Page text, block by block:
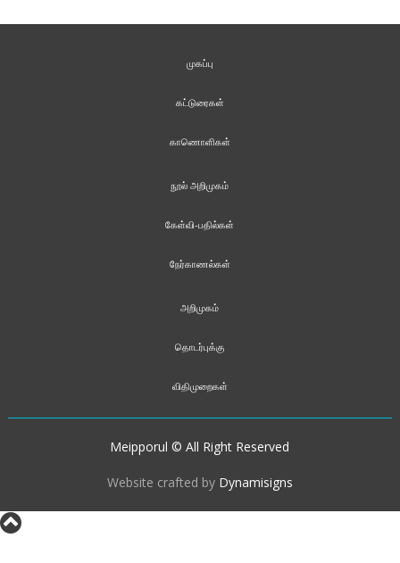
முகப்பு
கட்டுரைகள்
காணொளிகள்
நூல் அறிமுகம்
கேள்வி-பதில்கள்
நேர்காணல்கள்
அறிமுகம்
தொடர்புக்கு
விதிமுறைகள்
Meipporul © All Right Reserved
Website crafted by Dynamisigns